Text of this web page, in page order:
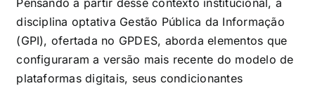
disciplina optativa Gestão Pública da Informação
(GPI), ofertada no GPDES, aborda elementos que
configuraram a versão mais recente do modelo de
plataformas digitais, seus condicionantes